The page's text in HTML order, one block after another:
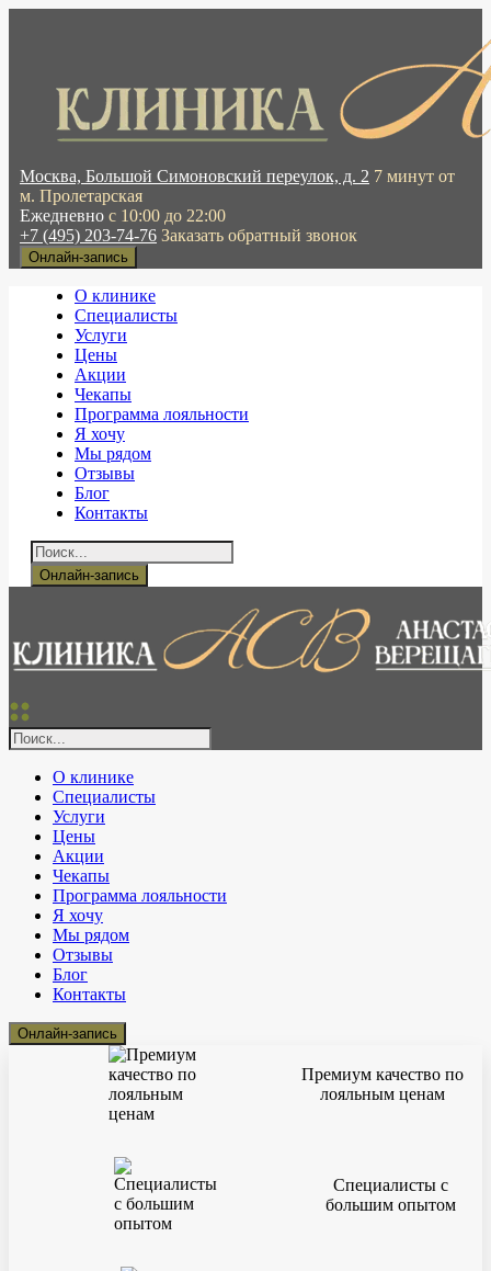
Москва, Большой Симоновский переулок, д. 2 7 минут от
м. Пролетарская
Ежедневно с 10:00 до 22:00
+7 (495) 203-74-76 Заказать обратный звонок
Онлайн-запись
О клинике
Специалисты
Услуги
Цены
Акции
Чекапы
Программа лояльности
Я хочу
Мы рядом
Отзывы
Блог
Контакты
Онлайн-запись
О клинике
Специалисты
Услуги
Цены
Акции
Чекапы
Программа лояльности
Я хочу
Мы рядом
Отзывы
Блог
Контакты
Онлайн-запись
Премиум качество по
лояльным ценам
Специалисты с
большим опытом